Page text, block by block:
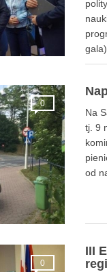
0
Na
tj. 9
od
0
III